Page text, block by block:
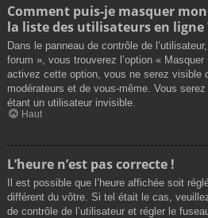
Comment puis-je masquer
la liste des utilisateurs en ligne
Dans le panneau de contrôle de
forum », vous trouverez l’option «
activez cette option, vous ne serez visible
modérateurs et de vous-même. Vous
étant un utilisateur invisible.
Haut
L’heure n’est pas correcte !
Il est possible que l’heure affichée soit
différent du vôtre. Si tel était le cas,
de contrôle de l’utilisateur et régler le